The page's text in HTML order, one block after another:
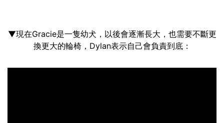
▼現在Gracie是一隻幼犬，以後會逐漸長大，也需要不斷更
換更大的輪椅，Dylan表示自己會負責到底：